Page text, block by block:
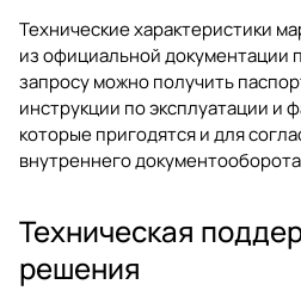
Технические характеристики
из официальной документации
запросу можно получить
инструкции по эксплуатации и
которые пригодятся и для
внутреннего
Техническая
решения